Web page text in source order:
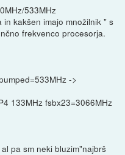
533MHz
kakšen imajo množilnik " s
frekvenco procesorja.
->
133MHz fsbx23=3066MHz
pa sm neki bluzim"najbrš